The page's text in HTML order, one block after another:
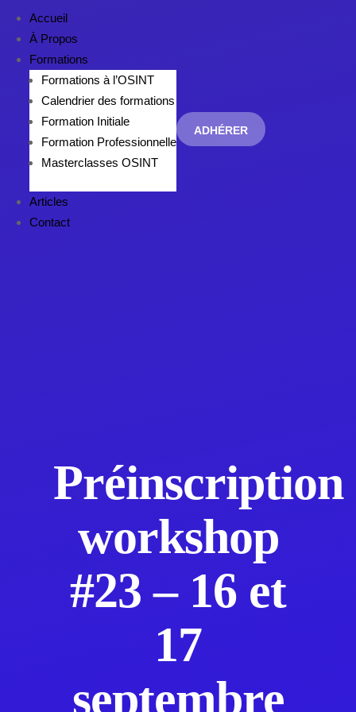
Accueil
À Propos
Formations
Formations à l’OSINT
Calendrier des formations
Formation Initiale
Formation Professionnelle
Masterclasses OSINT
Articles
Contact
ADHÉRER
Préinscription
workshop
#23 – 16 et
17
septembre